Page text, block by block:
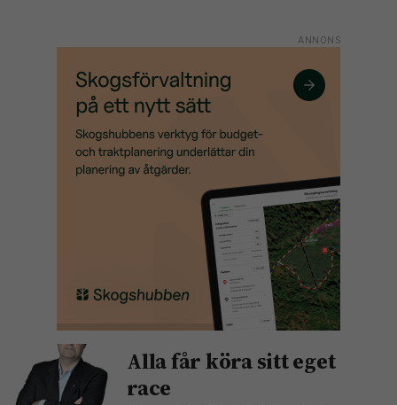
Alla får köra sitt eget
race